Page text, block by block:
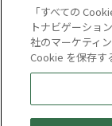
お
「すべての
トナビゲーショ
社のマーケティ
Cookie を保存す